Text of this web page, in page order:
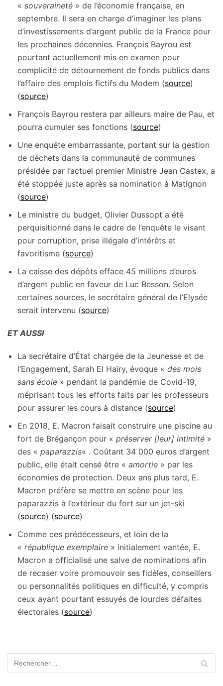
« souveraineté » de l’économie française, en
septembre. Il sera en charge d’imaginer les plans
d’investissements d’argent public de la France pour
les prochaines décennies. François Bayrou est
pourtant actuellement mis en examen pour
complicité de détournement de fonds publics dans
l’affaire des emplois fictifs du Modem (source)
(source)
François Bayrou restera par ailleurs maire de Pau, et
pourra cumuler ses fonctions (source)
Une enquête embarrassante, portant sur la gestion
de déchets dans la communauté de communes
présidée par l’actuel premier Ministre Jean Castex, a
été stoppée juste après sa nomination à Matignon
(source)
Le ministre du budget, Olivier Dussopt a été
perquisitionné dans le cadre de l’enquête le visant
pour corruption, prise illégale d’intérêts et
favoritisme (source)
La caisse des dépôts efface 45 millions d’euros
d’argent public en faveur de Luc Besson. Selon
certaines sources, le secrétaire général de l’Elysée
serait intervenu (source)
ET AUSSI
La secrétaire d’État chargée de la Jeunesse et de
l’Engagement, Sarah El Haïry, évoque « des mois
sans école » pendant la pandémie de Covid-19,
méprisant tous les efforts faits par les professeurs
pour assurer les cours à distance (source)
En 2018, E. Macron faisait construire une piscine au
fort de Brégançon pour « préserver [leur] intimité »
des « paparazzis« . Coûtant 34 000 euros d’argent
public, elle était censé être « amortie » par les
économies de protection. Deux ans plus tard, E.
Macron préfère se mettre en scène pour les
paparazzis à l’extérieur du fort sur un jet-ski
(source) (source)
Comme ces prédécesseurs, et loin de la
« république exemplaire » initialement vantée, E.
Macron a officialisé une salve de nominations afin
de recaser voire promouvoir ses fidèles, conseillers
ou personnalités politiques en difficulté, y compris
ceux ayant pourtant essuyés de lourdes défaites
électorales (source)